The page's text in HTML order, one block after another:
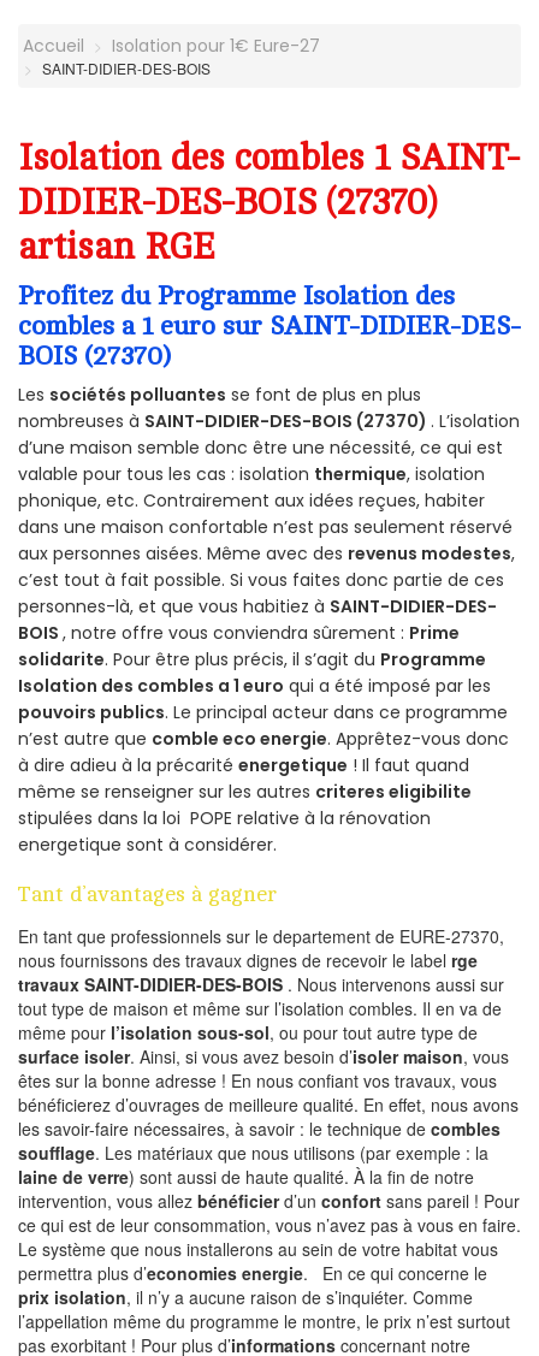
Accueil Isolation pour 1€ Eure-27
SAINT-DIDIER-DES-BOIS
Isolation des combles 1 SAINT-
DIDIER-DES-BOIS (27370)
artisan RGE
Profitez du Programme Isolation des
combles a 1 euro sur SAINT-DIDIER-DES-
BOIS (27370)
Les sociétés polluantes se font de plus en plus
nombreuses à SAINT-DIDIER-DES-BOIS (27370) . L’isolation
d’une maison semble donc être une nécessité, ce qui est
valable pour tous les cas : isolation thermique, isolation
phonique, etc. Contrairement aux idées reçues, habiter
dans une maison confortable n’est pas seulement réservé
aux personnes aisées. Même avec des revenus modestes,
c’est tout à fait possible. Si vous faites donc partie de ces
personnes-là, et que vous habitiez à SAINT-DIDIER-DES-
BOIS , notre offre vous conviendra sûrement : Prime
solidarite. Pour être plus précis, il s’agit du Programme
Isolation des combles a 1 euro qui a été imposé par les
pouvoirs publics. Le principal acteur dans ce programme
n’est autre que comble eco energie. Apprêtez-vous donc
à dire adieu à la précarité energetique ! Il faut quand
même se renseigner sur les autres criteres eligibilite
stipulées dans la loi POPE relative à la rénovation
energetique sont à considérer.
Tant d’avantages à gagner
En tant que professionnels sur le departement de EURE-27370,
nous fournissons des travaux dignes de recevoir le label rge
travaux SAINT-DIDIER-DES-BOIS . Nous intervenons aussi sur
tout type de maison et même sur l’isolation combles. Il en va de
même pour l’isolation sous-sol, ou pour tout autre type de
surface isoler. Ainsi, si vous avez besoin d’isoler maison, vous
êtes sur la bonne adresse ! En nous confiant vos travaux, vous
bénéficierez d’ouvrages de meilleure qualité. En effet, nous avons
les savoir-faire nécessaires, à savoir : le technique de combles
soufflage. Les matériaux que nous utilisons (par exemple : la
laine de verre) sont aussi de haute qualité. À la fin de notre
intervention, vous allez bénéficierd’un confort sans pareil ! Pour
ce qui est de leur consommation, vous n’avez pas à vous en faire.
Le système que nous installerons au sein de votre habitat vous
permettra plus d’economies energie. En ce qui concerne le
prix isolation, il n’y a aucune raison de s’inquiéter. Comme
l’appellation même du programme le montre, le prix n’est surtout
pas exorbitant ! Pour plus d’informations concernant notre